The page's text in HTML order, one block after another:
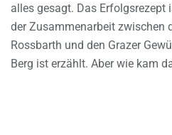
alles gesagt. Das Erfolgsrezept
der Zusammenarbeit zwischen
Rossbarth und den Grazer
Berg ist erzählt. Aber wie kam